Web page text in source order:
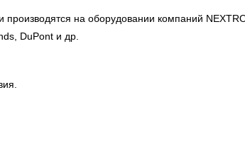
производятся на оборудовании компаний
DuPont и др.